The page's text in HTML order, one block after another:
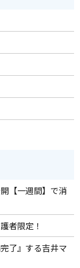
【一週間】で消
者限定！
了』する吉井マ